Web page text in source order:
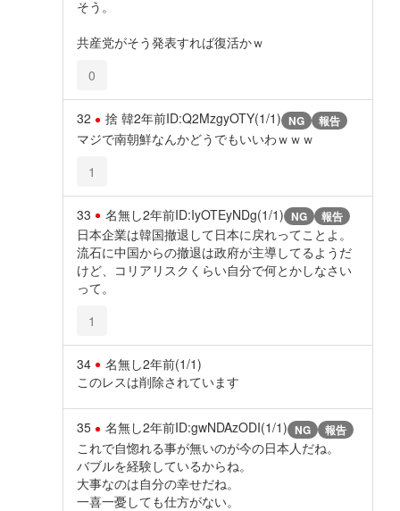
そう。
共産党がそう発表すれば復活かｗ
0
32 捨 韓2年前ID:Q2MzgyOTY(1/1) NG 報告
マジで南朝鮮なんかどうでもいいわｗｗｗ
1
33 名無し2年前ID:IyOTEyNDg(1/1) NG 報告
日本企業は韓国撤退して日本に戻れってことよ。
流石に中国からの撤退は政府が主導してるようだ
けど、コリアリスクくらい自分で何とかしなさい
って。
1
34 名無し2年前(1/1)
このレスは削除されています
35 名無し2年前ID:gwNDAzODI(1/1) NG 報告
これで自惚れる事が無いのが今の日本人だね。
バブルを経験しているからね。
大事なのは自分の幸せだね。
一喜一憂しても仕方がない。